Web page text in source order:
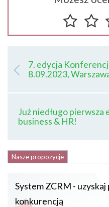
7. edycja
8.09.2023,
Już niedługo
business & HR!
Nasze propozycje
System ZCRM -
konkurencją